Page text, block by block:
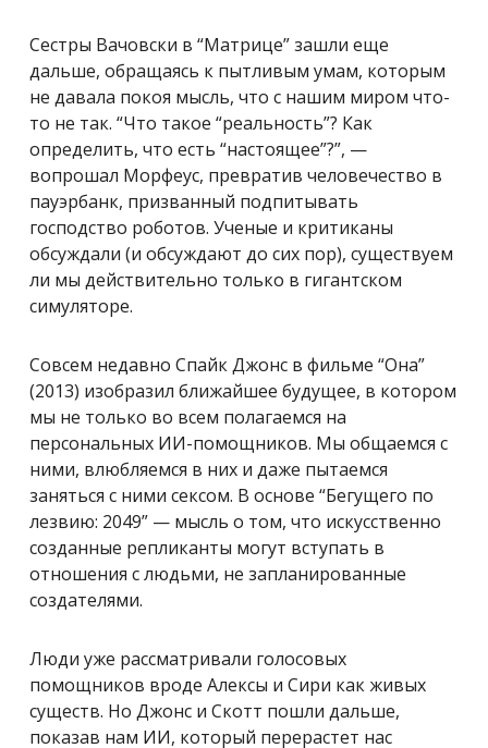
Сестры Вачовски в “Матрице” зашли еще
дальше, обращаясь к пытливым умам, которым
не давала покоя мысль, что с нашим миром что-
то не так. “Что такое “реальность”? Как
определить, что есть “настоящее”?”, —
вопрошал Морфеус, превратив человечество в
пауэрбанк, призванный подпитывать
господство роботов. Ученые и критиканы
обсуждали (и обсуждают до сих пор), существуем
ли мы действительно только в гигантском
симуляторе.
Совсем недавно Спайк Джонс в фильме “Она”
(2013) изобразил ближайшее будущее, в котором
мы не только во всем полагаемся на
персональных ИИ-помощников. Мы общаемся с
ними, влюбляемся в них и даже пытаемся
заняться с ними сексом. В основе “Бегущего по
лезвию: 2049” — мысль о том, что искусственно
созданные репликанты могут вступать в
отношения с людьми, не запланированные
создателями.
Люди уже рассматривали голосовых
помощников вроде Алексы и Сири как живых
существ. Но Джонс и Скотт пошли дальше,
показав нам ИИ, который перерастет нас